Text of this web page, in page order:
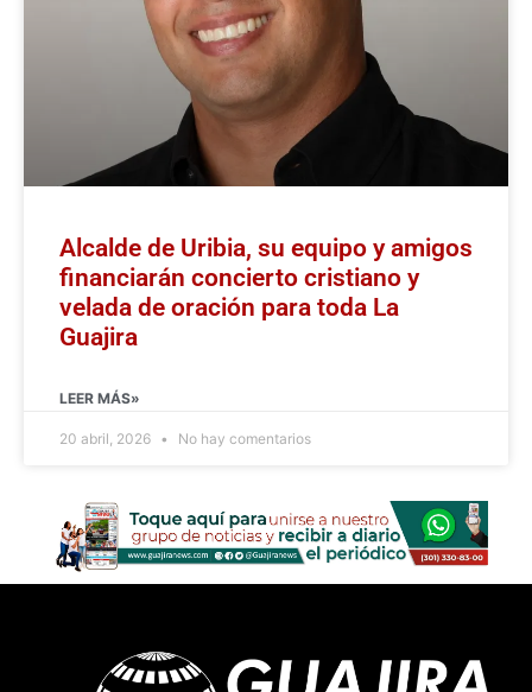
Alcalde de Uribia, su equipo y amigos
financiarán concierto cristiano y
velada de oración para toda La
Guajira
LEER MÁS»
20 abril, 2026 No hay comentarios